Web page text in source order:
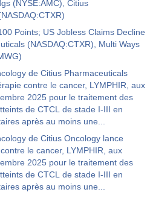
(NYSE:AMC), Citius
Points; US Jobless Claims Decline
(NASDAQ:CTXR), Multi Ways
de Citius Pharmaceuticals
contre le cancer, LYMPHIR, aux
2025 pour le traitement des
de CTCL de stade I-III en
après au moins une...
de Citius Oncology lance
le cancer, LYMPHIR, aux
2025 pour le traitement des
de CTCL de stade I-III en
après au moins une...